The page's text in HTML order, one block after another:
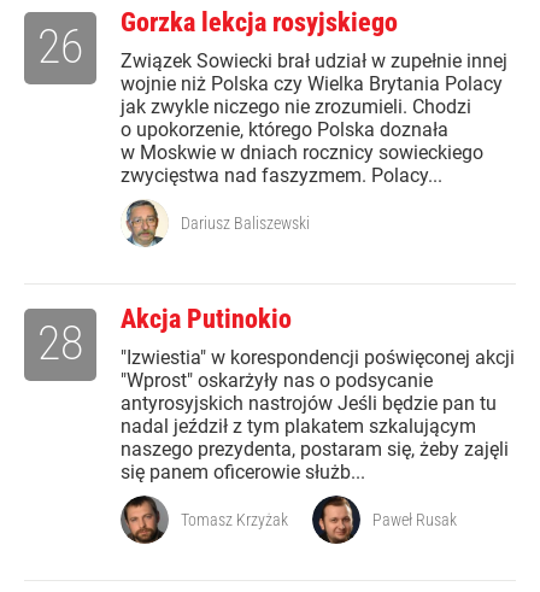
Gorzka lekcja rosyjskiego
Związek Sowiecki brał udział w zupełnie innej
wojnie niż Polska czy Wielka Brytania Polacy
jak zwykle niczego nie zrozumieli. Chodzi
o upokorzenie, którego Polska doznała
w Moskwie w dniach rocznicy sowieckiego
zwycięstwa nad faszyzmem. Polacy...
26
Dariusz Baliszewski
Akcja Putinokio
"Izwiestia" w korespondencji poświęconej akcji
"Wprost" oskarżyły nas o podsycanie
antyrosyjskich nastrojów Jeśli będzie pan tu
nadal jeździł z tym plakatem szkalującym
naszego prezydenta, postaram się, żeby zajęli
się panem oficerowie służb...
28
Tomasz Krzyżak Paweł Rusak